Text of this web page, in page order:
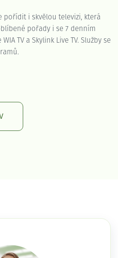
pořídit i skvělou televizi, která
pořady i se 7 denním
TV a Skylink Live TV. Služby se